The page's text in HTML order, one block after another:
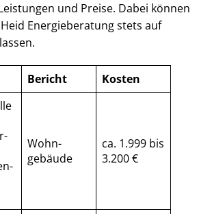
und Preise. Dabei können
Energieberatung stets auf
Bericht
Kosten
Wohn­
gebäude
ca. 1.999 bis
3.200 €